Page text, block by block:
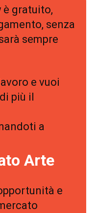
gratuito,
senza
sempre
e vuoi
più il
a
Arte
e